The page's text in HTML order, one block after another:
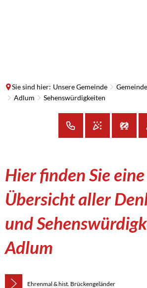
Sie sind hier: Unsere Gemeinde
Adlum
Sehenswürdigkeiten
Sehenswürdigkeiten
Hier finden Sie eine
Übersicht aller
und
Adlum
Ehrenmal & hist. Brückengeländer